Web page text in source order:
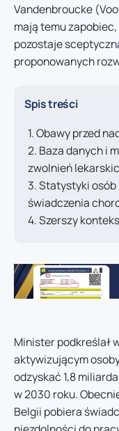
Vandenbroucke
mają temu
pozostaje
proponowanych
Spis treści
Obawy przed
Baza danych i
zwolnień
Statystyki osób
świadczenia
Szerszy
Minister podkreślał
aktywizującym
odzyskać 1,8
w 2030 roku.
Belgii pobiera